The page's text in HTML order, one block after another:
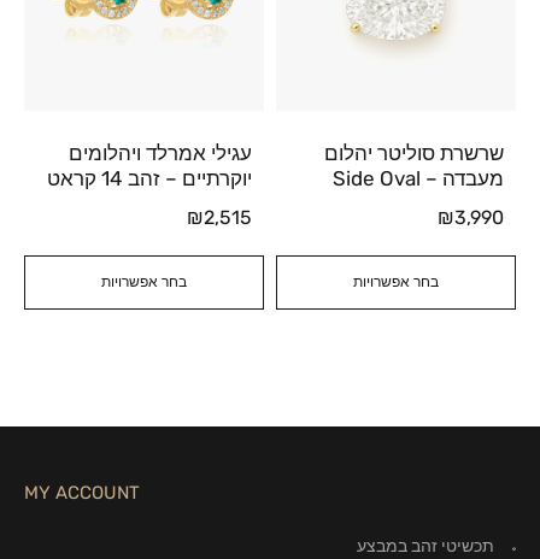
בחר אפשרויות
שרשרת סוליטר יהלום
מעבדה – Side Oval
₪3,990
בחר אפשרויות
עגילי אמרלד ויהלומים
יוקרתיים – זהב 14 קראט
₪2,515
MY ACCOUNT
תכשיטי זהב במבצע